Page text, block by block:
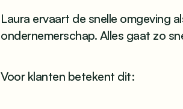
Laura ervaart de snelle omgeving
ondernemerschap. Alles gaat zo
Voor klanten betekent dit: